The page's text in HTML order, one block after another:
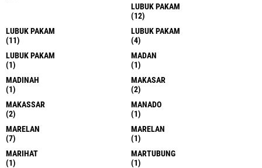
LUBUK PAKAM
(12)
LUBUK PAKAM
(11)
LUBUK PAKAM
(4)
LUBUK PAKAM
(1)
MADAN
(1)
MADINAH
(1)
MAKASAR
(2)
MAKASSAR
(2)
MANADO
(1)
MARELAN
(7)
MARELAN
(1)
MARIHAT
(1)
MARTUBUNG
(1)